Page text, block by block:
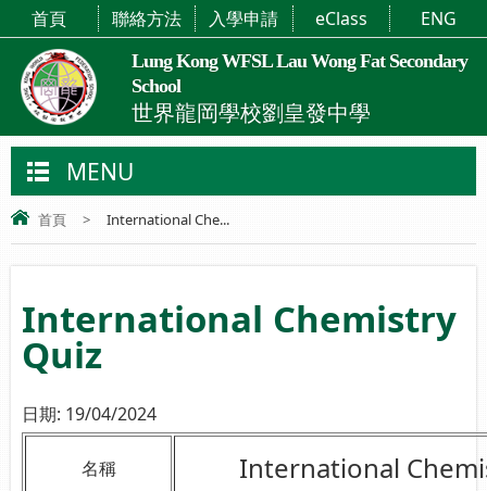
Lung Kong WFSL Lau Wong Fat Secondary
School
世界龍岡學校劉皇發中學
首頁 聯絡方法 入學申請 eClass ENG
MENU
首頁 > International Che...
International Chemistry
Quiz
日期: 19/04/2024
名稱 International